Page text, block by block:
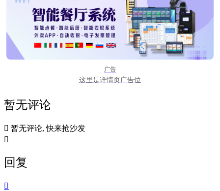
广告
这里是详情页广告位
暂无评论
 暂无评论, 快来抢沙发

回复
